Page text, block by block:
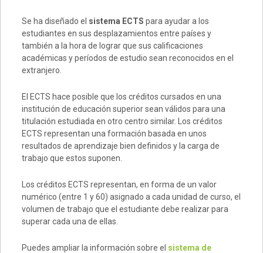
Se ha diseñado el sistema ECTS para ayudar a los
estudiantes en sus desplazamientos entre países y
también a la hora de lograr que sus calificaciones
académicas y períodos de estudio sean reconocidos en el
extranjero.
El ECTS hace posible que los créditos cursados en una
institución de educación superior sean válidos para una
titulación estudiada en otro centro similar. Los créditos
ECTS representan una formación basada en unos
resultados de aprendizaje bien definidos y la carga de
trabajo que estos suponen.
Los créditos ECTS representan, en forma de un valor
numérico (entre 1 y 60) asignado a cada unidad de curso, el
volumen de trabajo que el estudiante debe realizar para
superar cada una de ellas.
Puedes ampliar la información sobre el sistema de